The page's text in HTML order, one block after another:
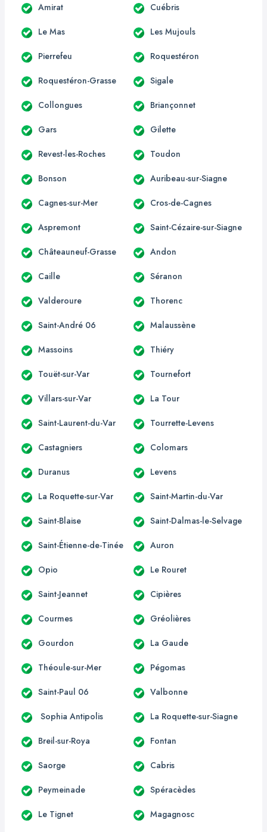
Amirat Cuébris
Le Mas Les Mujouls
Pierrefeu Roquestéron
Roquestéron-Grasse Sigale
Collongues Briançonnet
Gars Gilette
Revest-les-Roches Toudon
Bonson Auribeau-sur-Siagne
Cagnes-sur-Mer Cros-de-Cagnes
Aspremont Saint-Cézaire-sur-Siagne
Châteauneuf-Grasse Andon
Caille Séranon
Valderoure Thorenc
Saint-André 06 Malaussène
Massoins Thiéry
Touët-sur-Var Tournefort
Villars-sur-Var La Tour
Saint-Laurent-du-Var Tourrette-Levens
Castagniers Colomars
Duranus Levens
La Roquette-sur-Var Saint-Martin-du-Var
Saint-Blaise Saint-Dalmas-le-Selvage
Saint-Étienne-de-Tinée Auron
Opio Le Rouret
Saint-Jeannet Cipières
Courmes Gréolières
Gourdon La Gaude
Théoule-sur-Mer Pégomas
Saint-Paul 06 Valbonne
Sophia Antipolis La Roquette-sur-Siagne
Breil-sur-Roya Fontan
Saorge Cabris
Peymeinade Spéracèdes
Le Tignet Magagnosc